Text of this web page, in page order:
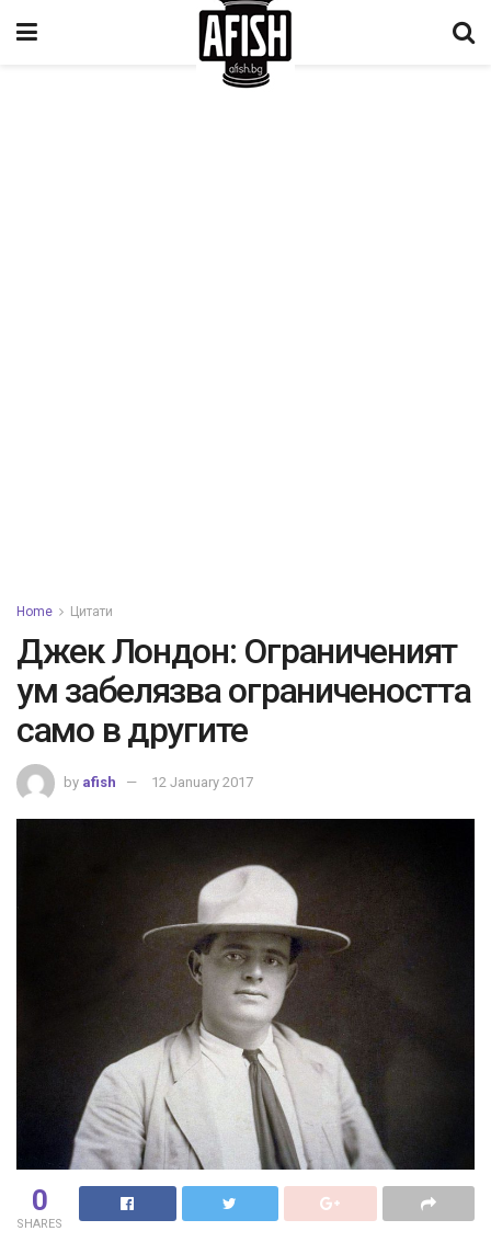
Home Цитати
Джек Лондон: Ограниченият
ум забелязва ограничеността
само в другите
by afish 12 January 2017
0
SHARES